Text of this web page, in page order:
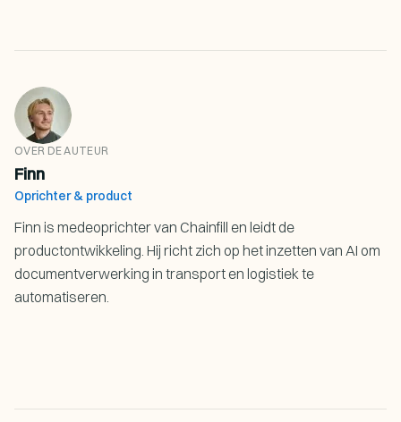
OVER DE AUTEUR
Finn
Oprichter & product
Finn is medeoprichter van Chainfill en leidt de
productontwikkeling. Hij richt zich op het inzetten van AI om
documentverwerking in transport en logistiek te
automatiseren.